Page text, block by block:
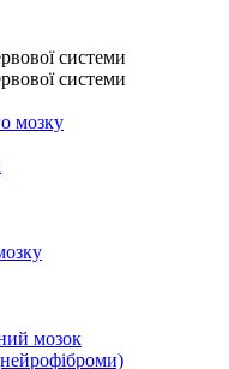
системи
системи
мозку
мозок